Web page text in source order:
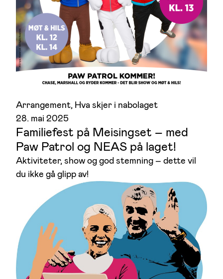
Arrangement, Hva skjer i nabolaget
28. mai 2025
Familiefest på Meisingset – med
Paw Patrol og NEAS på laget!
Aktiviteter, show og god stemning – dette vil
du ikke gå glipp av!